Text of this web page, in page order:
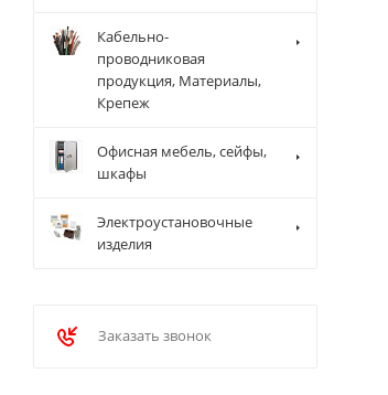
Кабельно-
проводниковая
продукция, Материалы,
Крепеж
Офисная мебель, сейфы,
шкафы
Электроустановочные
изделия
Заказать звонок